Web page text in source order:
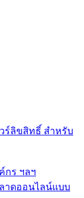
กร ฯลฯ